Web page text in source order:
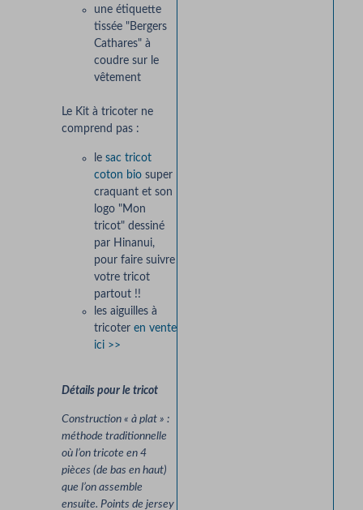
une étiquette
tissée "Bergers
Cathares" à
coudre sur le
vêtement
Le Kit à tricoter ne
comprend pas :
le sac tricot
coton biosuper
craquant et son
logo "Mon
tricot" dessiné
par Hinanui,
pour faire suivre
votre tricot
partout !!
les aiguilles à
tricoter en vente
ici >>
Détails pour le tricot
Construction « à plat » :
méthode traditionnelle
où l’on tricote en 4
pièces (de bas en haut)
que l’on assemble
ensuite. Points de jersey